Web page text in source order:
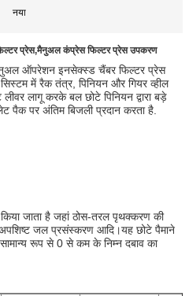
नया
प्रेस,मैनुअल कंप्रेस फिल्टर प्रेस उपकरण
ऑपरेशन इनसेक्स्ड चैंबर फिल्टर प्रेस
में रैक तंत्र, पिनियन और गियर व्हील
लागू करके बल छोटे पिनियन द्वारा बड़े
पैक पर अंतिम बिजली प्रदान करता है.
जाता है जहां ठोस-तरल पृथक्करण की
जल प्रसंस्करण आदि।यह छोटे पैमाने
रूप से 0 से कम के निम्न दबाव का